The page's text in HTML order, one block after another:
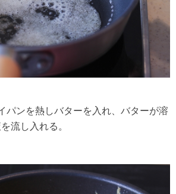
パンを熱しバターを入れ、バターが溶
流し入れる。